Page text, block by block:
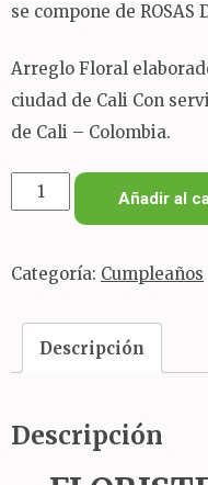
se compone de ROSAS
Arreglo Floral
ciudad de Cali Con
de Cali – Colombia.
ARREGLO
FLORAL
FUCSIA
Añadir al
Categoría: Cumpleaños
Descripción
Descripción